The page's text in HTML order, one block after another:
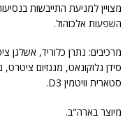
מצויין למניעת התייבשות
השפעות אלכוהול.
מרכיבים: נתרן כלוריד, אשלגן
סידן גלוקונאט, מגנזיום
סטארית וויטמין D3.
מיוצר בארה"ב.